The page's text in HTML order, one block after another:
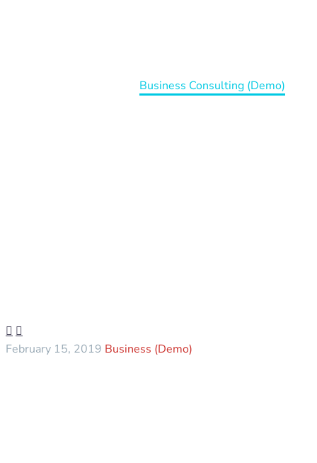
Business Consulting (Demo)
 
February 15, 2019 Business (Demo)